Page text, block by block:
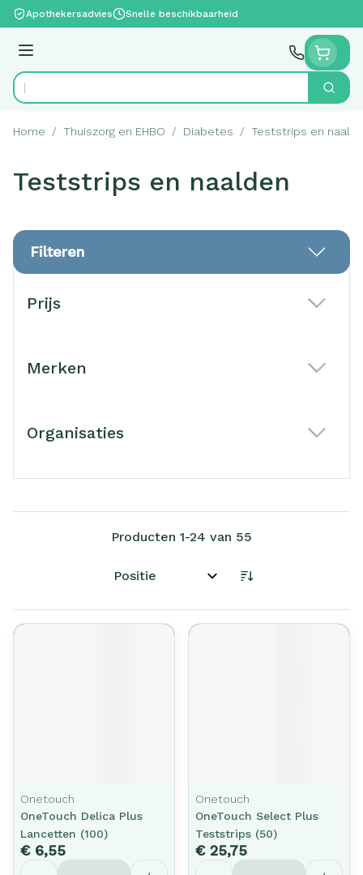
Ga naar de inhoud
Apothekersadvies Snelle beschikbaarheid
Menu
Product, merk, categorie... Zoek
Home / Thuiszorg en EHBO / Diabetes / Teststrips en
Teststrips en naalden
Filteren
Prijs
Merken
Organisaties
Producten 1-24 van 55
Sorteer op:
Onetouch
OneTouch Delica Plus
Lancetten (100)
€ 6,55
Aantal
Onetouch
OneTouch Select Plus
Teststrips (50)
€ 25,75
Aantal